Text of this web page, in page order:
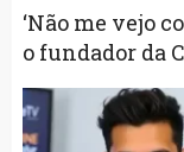
‘Não me vejo
o fundador da